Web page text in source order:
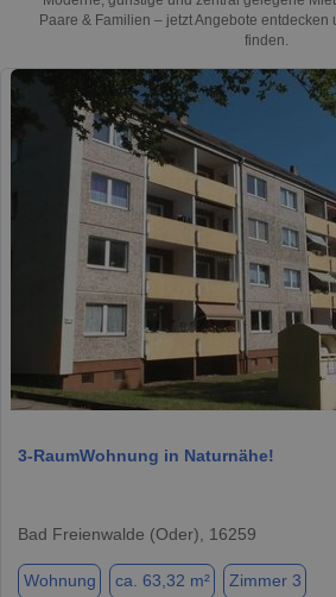
Paare & Familien – jetzt Angebote
finden.
3-RaumWohnung in Naturnähe!
Bad Freienwalde (Oder), 16259
Wohnung ca. 63,32 m² Zimmer 3